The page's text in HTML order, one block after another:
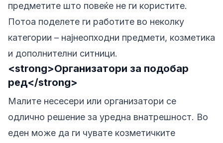
предметите што повеќе не ги користите.
Потоа поделете ги работите во неколку
категории – најнеопходни предмети, козметика
и дополнителни ситници.
<strong>Организатори за подобар
ред</strong>
Малите несесери или организатори се
одлично решение за уредна внатрешност. Во
еден може да ги чувате козметичките